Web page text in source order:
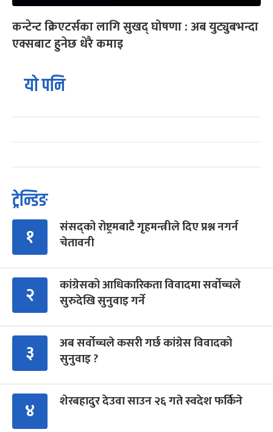
कन्टेन्ट क्रिएटर्सका लागि सुखद् घोषणा : अब युट्युबभन्दा
एक्सबाट हुनेछ धेरै कमाइ
यो पनि
ट्रेन्डिङ
१
संसद्को रोष्ट्रमबाटै गृहमन्त्रीले दिए प्रश्न नगर्न
चेतावनी
२
कांग्रेसको आधिकारिकता विवादमा सर्वोच्चले
सुरुदेखि सुनुवाइ गर्ने
३
अब सर्वोच्चले कसरी गर्छ कांग्रेस विवादको
सुनुवाइ ?
४ शेरबहादुर देउवा साउन २६ गते स्वदेश फर्किने